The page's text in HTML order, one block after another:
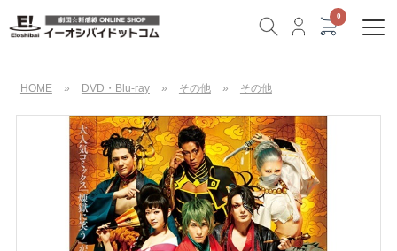
HOME » DVD・Blu-ray » その他 » その他